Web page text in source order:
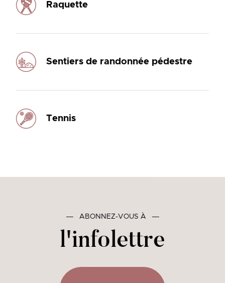
Raquette
Sentiers de randonnée pédestre
Tennis
― ABONNEZ-VOUS À ―
l'infolettre